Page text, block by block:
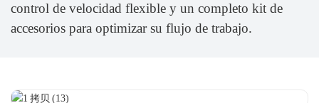
control de velocidad flexible y un completo kit de
accesorios para optimizar su flujo de trabajo.